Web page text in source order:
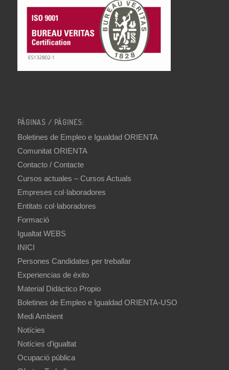
PÁGINAS / PÀGINES:
Boletines de Empleo e Igualdad ORIENTA
Comunitat ORIENTA
Contacto / Contacte
Cursos actuales – Cursos Actuals
Empreses col·laboradores
Entitats col·laboradores
Formació
Igualtat WEBS
INICI
Persones Candidates per treballar
Experiencias de éxito
Material Didáctico Propio
Boletines de Empleo e Igualdad ORIENTA-USO
Medi Ambient
Notícies
Notícies d’igualtat
Ocupació pública